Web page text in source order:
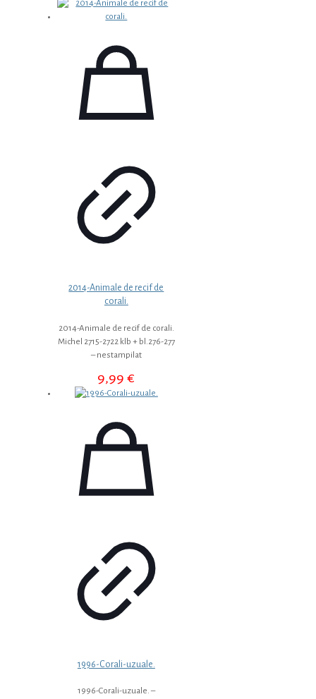
2014-Animale de recif de
corali.
2014-Animale de recif de corali.
Michel 2715-2722 klb + bl.276-277
– nestampilat
9,99€
1996-Corali-uzuale.
1996-Corali-uzuale. –